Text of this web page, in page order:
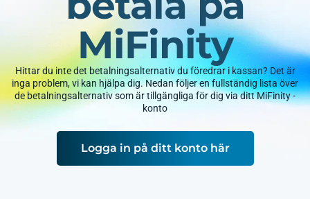
MiFinity
Hittar du inte det betalningsalternativ du föredrar i kassan? Det är
inga problem, vi kan hjälpa dig. Nedan följer en fullständig lista över
de betalningsalternativ som är tillgängliga för dig via ditt MiFinity -
konto
Logga in på ditt konto här